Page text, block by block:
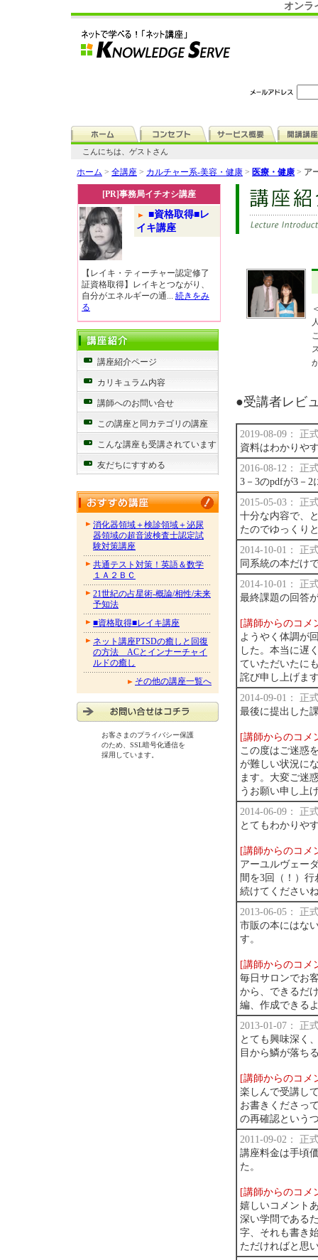
オンラ
こんにちは、ゲストさん
ホーム > 全講座 > カルチャー系-美容・健康 > 医療・健康 > ア
[PR]事務局イチオシ講座
■資格取得■レ
イキ講座
【レイキ・ティーチャー認定修了
証資格取得】レイキとつながり、
自分がエネルギーの通... 続きをみ
る
講座紹介ページ
カリキュラム内容
講師へのお問い合せ
この講座と同カテゴリの講座
こんな講座も受講されています
友だちにすすめる
消化器領域＋検診領域＋泌尿
器領域の超音波検査士認定試
験対策講座
共通テスト対策！英語＆数学
１Ａ２ＢＣ
21世紀の占星術-概論/相性/未来
予知法
■資格取得■レイキ講座
ネット講座PTSDの癒しと回復
の方法 ACとインナーチャイ
ルドの癒し
その他の講座一覧へ
お客さまのプライバシー保護
のため、SSL暗号化通信を
採用しています。
●受講者レビ
2019-08-09： 正
資料はわかりや
2016-08-12： 正
3－3のpdfが3－2
2015-05-03： 正
十分な内容で、
たのでゆっくり
2014-10-01： 正
同系統の本だけ
2014-10-01： 正
最終課題の回答
[講師からのコメ
ようやく体調が
した。本当に遅
ていただいたに
詫び申し上げま
2014-09-01： 正
最後に提出した
[講師からのコメ
この度はご迷惑
が難しい状況に
ます。大変ご迷
うお願い申し上
2014-06-09： 正
とてもわかりや
[講師からのコメ
アーユルヴェー
間を3回（！）
続けてください
2013-06-05： 正
市販の本にはな
す。
[講師からのコメ
毎日サロンでお
から、できるだ
編、作成できる
2013-01-07： 正
とても興味深く
目から鱗が落ち
[講師からのコメ
楽しんで受講し
お書きくださっ
の再確認という
2011-09-02： 正
講座料金は手頃
た。
[講師からのコメ
嬉しいコメント
深い学問である
字、それも書き
ただければと思